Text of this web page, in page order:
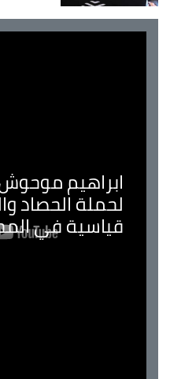
ابراهيم
لحملة الحصاد
قياسية في